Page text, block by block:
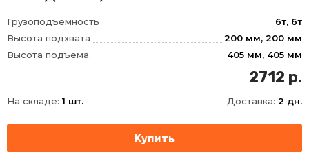
Грузоподъемность
6т, 6т
Высота подхвата
200 мм, 200 мм
Высота подъема
405 мм, 405 мм
125 мм, 125 мм
80 мм, 80 мм
Вес домкрата брутто
4, 7 кг, 4
2712 р.
На складе: 1 шт. Доставка: 2 дн.